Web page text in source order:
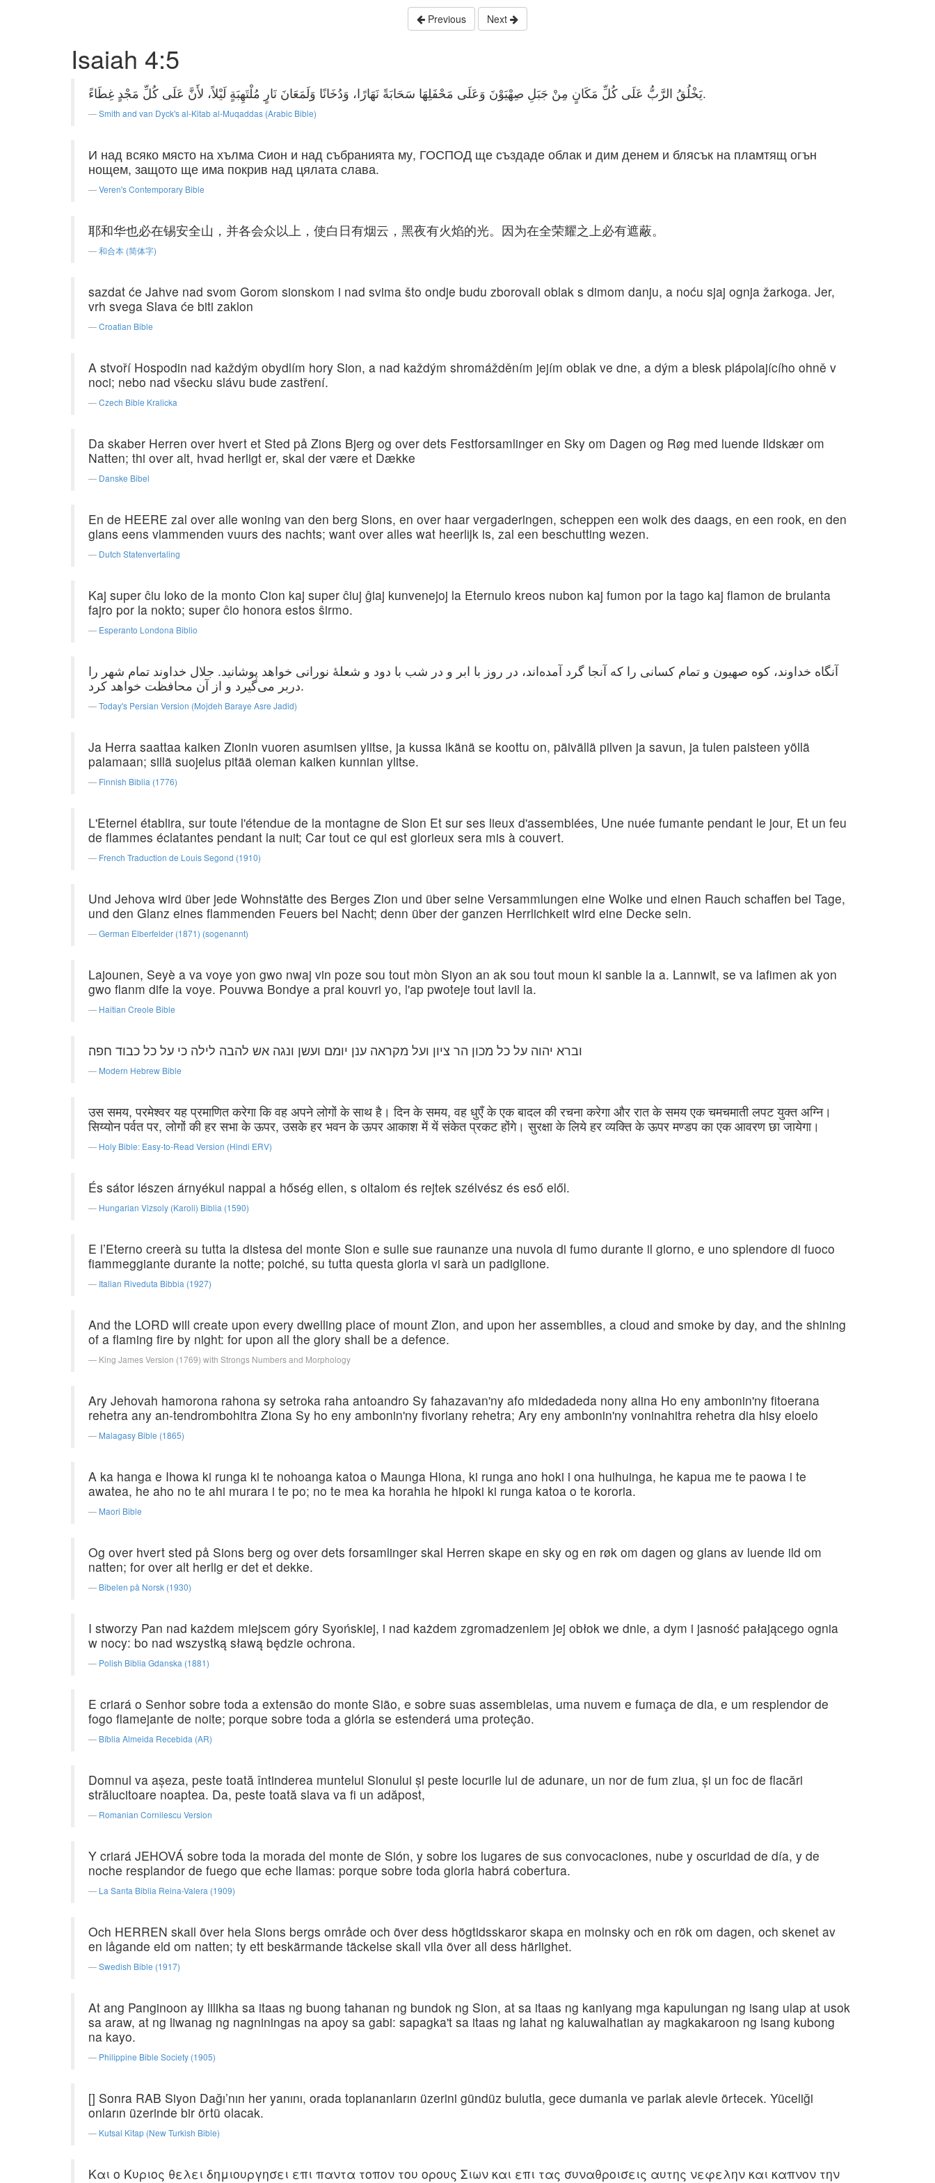
Previous Next
Isaiah 4:5
يَخْلُقُ الرَّبُّ عَلَى كُلِّ مَكَانٍ مِنْ جَبَلِ صِهْيَوْنَ وَعَلَى مَحْفَلِهَا سَحَابَةً نَهَارًا، وَدُخَانًا وَلَمَعَانَ نَارٍ مُلْتَهِبَةٍ لَيْلاً، لأَنَّ عَلَى كُلِّ مَجْدٍ غِطَاءً.
Smith and van Dyck's al-Kitab al-Muqaddas (Arabic Bible)
И над всяко място на хълма Сион и над събранията му, ГОСПОД ще създаде облак и дим денем и блясък на пламтящ огън
нощем, защото ще има покрив над цялата слава.
Veren's Contemporary Bible
耶和华也必在锡安全山，并各会众以上，使白日有烟云，黑夜有火焰的光。因为在全荣耀之上必有遮蔽。
和合本 (简体字)
sazdat će Jahve nad svom Gorom sionskom i nad svima što ondje budu zborovali oblak s dimom danju, a noću sjaj ognja žarkoga. Jer,
vrh svega Slava će biti zaklon
Croatian Bible
A stvoří Hospodin nad každým obydlím hory Sion, a nad každým shromážděním jejím oblak ve dne, a dým a blesk plápolajícího ohně v
noci; nebo nad všecku slávu bude zastření.
Czech Bible Kralicka
Da skaber Herren over hvert et Sted på Zions Bjerg og over dets Festforsamlinger en Sky om Dagen og Røg med luende Ildskær om
Natten; thi over alt, hvad herligt er, skal der være et Dække
Danske Bibel
En de HEERE zal over alle woning van den berg Sions, en over haar vergaderingen, scheppen een wolk des daags, en een rook, en den
glans eens vlammenden vuurs des nachts; want over alles wat heerlijk is, zal een beschutting wezen.
Dutch Statenvertaling
Kaj super ĉiu loko de la monto Cion kaj super ĉiuj ĝiaj kunvenejoj la Eternulo kreos nubon kaj fumon por la tago kaj flamon de brulanta
fajro por la nokto; super ĉio honora estos ŝirmo.
Esperanto Londona Biblio
آنگاه خداوند، کوه صهیون و تمام کسانی را که آنجا گرد آمده‌اند، در روز با ابر و در شب با دود و شعلهٔ نورانی خواهد پوشانید. جلال خداوند تمام شهر را
دربر می‌گیرد و از آن محافظت خواهد کرد.
Today's Persian Version (Mojdeh Baraye Asre Jadid)
Ja Herra saattaa kaiken Zionin vuoren asumisen ylitse, ja kussa ikänä se koottu on, päivällä pilven ja savun, ja tulen paisteen yöllä
palamaan; sillä suojelus pitää oleman kaiken kunnian ylitse.
Finnish Biblia (1776)
L'Eternel établira, sur toute l'étendue de la montagne de Sion Et sur ses lieux d'assemblées, Une nuée fumante pendant le jour, Et un feu
de flammes éclatantes pendant la nuit; Car tout ce qui est glorieux sera mis à couvert.
French Traduction de Louis Segond (1910)
Und Jehova wird über jede Wohnstätte des Berges Zion und über seine Versammlungen eine Wolke und einen Rauch schaffen bei Tage,
und den Glanz eines flammenden Feuers bei Nacht; denn über der ganzen Herrlichkeit wird eine Decke sein.
German Elberfelder (1871) (sogenannt)
Lajounen, Seyè a va voye yon gwo nwaj vin poze sou tout mòn Siyon an ak sou tout moun ki sanble la a. Lannwit, se va lafimen ak yon
gwo flanm dife la voye. Pouvwa Bondye a pral kouvri yo, l'ap pwoteje tout lavil la.
Haitian Creole Bible
וברא יהוה על כל מכון הר ציון ועל מקראה ענן יומם ועשן ונגה אש להבה לילה כי על כל כבוד חפה׃
Modern Hebrew Bible
उस समय, परमेश्वर यह प्रमाणित करेगा कि वह अपने लोगों के साथ है। दिन के समय, वह धुएँ के एक बादल की रचना करेगा और रात के समय एक चमचमाती लपट युक्त अग्नि।
सिय्योन पर्वत पर, लोगों की हर सभा के ऊपर, उसके हर भवन के ऊपर आकाश में यें संकेत प्रकट होंगे। सुरक्षा के लिये हर व्यक्ति के ऊपर मण्डप का एक आवरण छा जायेगा।
Holy Bible: Easy-to-Read Version (Hindi ERV)
És sátor lészen árnyékul nappal a hőség ellen, s oltalom és rejtek szélvész és eső elől.
Hungarian Vizsoly (Karoli) Biblia (1590)
E l’Eterno creerà su tutta la distesa del monte Sion e sulle sue raunanze una nuvola di fumo durante il giorno, e uno splendore di fuoco
fiammeggiante durante la notte; poiché, su tutta questa gloria vi sarà un padiglione.
Italian Riveduta Bibbia (1927)
And the LORD will create upon every dwelling place of mount Zion, and upon her assemblies, a cloud and smoke by day, and the shining
of a flaming fire by night: for upon all the glory shall be a defence.
King James Version (1769) with Strongs Numbers and Morphology
Ary Jehovah hamorona rahona sy setroka raha antoandro Sy fahazavan'ny afo midedadeda nony alina Ho eny ambonin'ny fitoerana
rehetra any an-tendrombohitra Ziona Sy ho eny ambonin'ny fivoriany rehetra; Ary eny ambonin'ny voninahitra rehetra dia hisy eloelo
Malagasy Bible (1865)
A ka hanga e Ihowa ki runga ki te nohoanga katoa o Maunga Hiona, ki runga ano hoki i ona huihuinga, he kapua me te paowa i te
awatea, he aho no te ahi murara i te po; no te mea ka horahia he hipoki ki runga katoa o te kororia.
Maori Bible
Og over hvert sted på Sions berg og over dets forsamlinger skal Herren skape en sky og en røk om dagen og glans av luende ild om
natten; for over alt herlig er det et dekke.
Bibelen på Norsk (1930)
I stworzy Pan nad każdem miejscem góry Syońskiej, i nad każdem zgromadzeniem jej obłok we dnie, a dym i jasność pałającego ognia
w nocy: bo nad wszystką sławą będzie ochrona.
Polish Biblia Gdanska (1881)
E criará o Senhor sobre toda a extensão do monte Sião, e sobre suas assembleias, uma nuvem e fumaça de dia, e um resplendor de
fogo flamejante de noite; porque sobre toda a glória se estenderá uma proteção.
Bíblia Almeida Recebida (AR)
Domnul va aşeza, peste toată întinderea muntelui Sionului şi peste locurile lui de adunare, un nor de fum ziua, şi un foc de flacări
strălucitoare noaptea. Da, peste toată slava va fi un adăpost,
Romanian Cornilescu Version
Y criará JEHOVÁ sobre toda la morada del monte de Sión, y sobre los lugares de sus convocaciones, nube y oscuridad de día, y de
noche resplandor de fuego que eche llamas: porque sobre toda gloria habrá cobertura.
La Santa Biblia Reina-Valera (1909)
Och HERREN skall över hela Sions bergs område och över dess högtidsskaror skapa en molnsky och en rök om dagen, och skenet av
en lågande eld om natten; ty ett beskärmande täckelse skall vila över all dess härlighet.
Swedish Bible (1917)
At ang Panginoon ay lilikha sa itaas ng buong tahanan ng bundok ng Sion, at sa itaas ng kaniyang mga kapulungan ng isang ulap at usok
sa araw, at ng liwanag ng nagniningas na apoy sa gabi: sapagka't sa itaas ng lahat ng kaluwalhatian ay magkakaroon ng isang kubong
na kayo.
Philippine Bible Society (1905)
[] Sonra RAB Siyon Dağı’nın her yanını, orada toplananların üzerini gündüz bulutla, gece dumanla ve parlak alevle örtecek. Yüceliği
onların üzerinde bir örtü olacak.
Kutsal Kitap (New Turkish Bible)
Και ο Κυριος θελει δημιουργησει επι παντα τοπον του ορους Σιων και επι τας συναθροισεις αυτης νεφελην και καπνον την